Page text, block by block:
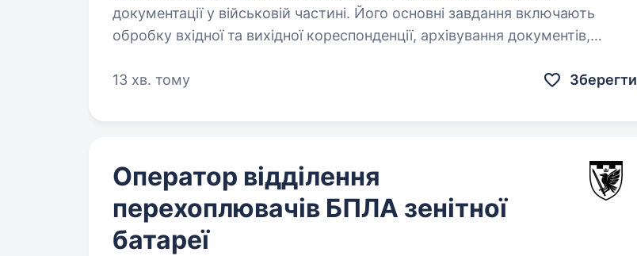
документації у військовій частині. Його основні завдання включають
обробку вхідної та вихідної кореспонденції, архівування документів,
13 хв. тому
Зберегти
Оператор відділення
перехоплювачів БПЛА зенітної
батареї